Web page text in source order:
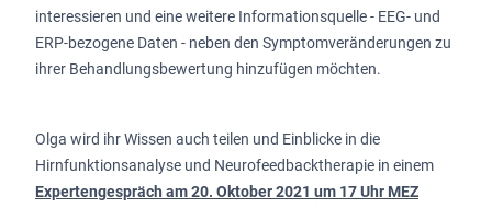
interessieren und eine weitere Informationsquelle - EEG- und
ERP-bezogene Daten - neben den Symptomveränderungen zu
ihrer Behandlungsbewertung hinzufügen möchten.
Olga wird ihr Wissen auch teilen und Einblicke in die
Hirnfunktionsanalyse und Neurofeedbacktherapie in einem
Expertengespräch am 20. Oktober 2021 um 17 Uhr MEZ